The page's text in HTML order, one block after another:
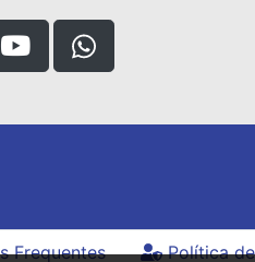
Frequentes Política